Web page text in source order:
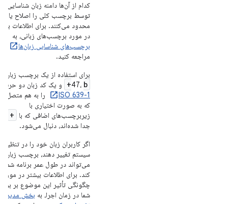
کدام از آن‌ها دامنه زبان شناسایی
توسط برچسب کلی را اصلاح یا
محدود می‌کنند. برای اطلاعات
در مورد برچسب‌های زبانی، به
برچسب‌های شناسایی زبان‌ها
مراجعه کنید.
47، b+
و یک کد زبان دو حرفی
ISO 639-1
را به هم متصل
که به صورت اختیاری با
زیربرچسب‌های اضافی که با
+
جدا شده‌اند، دنبال می‌شود.
اگر کاربران زبان خود را در
سیستم تغییر دهند، برچسب زبان
می‌تواند در طول عمر برنامه شما
کند. برای اطلاعات بیشتر در مورد
چگونگی تأثیر این موضوع بر
شما در زمان اجرا، به بخش